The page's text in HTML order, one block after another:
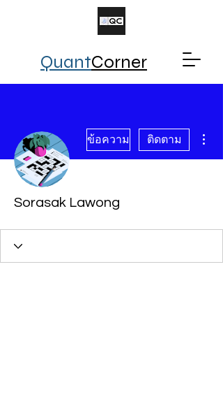
QuantCorner
ข้อความ ติดตาม
Sorasak Lawong